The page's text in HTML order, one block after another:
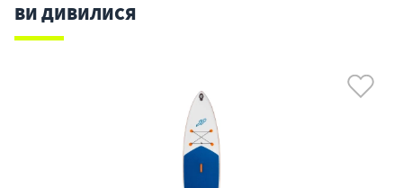
ВИ ДИВИЛИСЯ